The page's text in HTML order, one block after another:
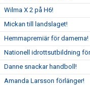
Wilma X 2 på H6!
Mickan till landslaget!
Hemmapremiär för damerna!
Nationell idrottsutbildning
Danne snackar handboll!
Amanda Larsson förlänger!